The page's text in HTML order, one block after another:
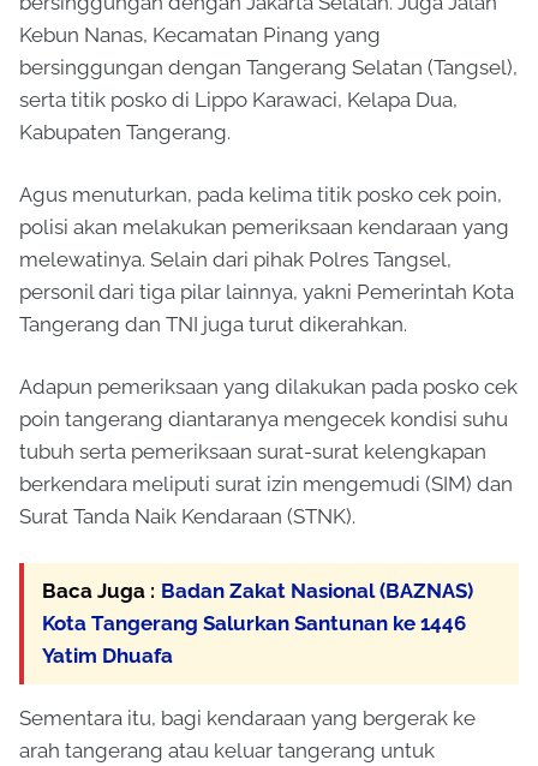
Kebun Nanas, Kecamatan Pinang yang
bersinggungan dengan Tangerang Selatan (Tangsel),
serta titik posko di Lippo Karawaci, Kelapa Dua,
Kabupaten Tangerang.
Agus menuturkan, pada kelima titik posko cek poin,
polisi akan melakukan pemeriksaan kendaraan yang
melewatinya. Selain dari pihak Polres Tangsel,
personil dari tiga pilar lainnya, yakni Pemerintah Kota
Tangerang dan TNI juga turut dikerahkan.
Adapun pemeriksaan yang dilakukan pada posko cek
poin tangerang diantaranya mengecek kondisi suhu
tubuh serta pemeriksaan surat-surat kelengkapan
berkendara meliputi surat izin mengemudi (SIM) dan
Surat Tanda Naik Kendaraan (STNK).
Baca Juga : Badan Zakat Nasional (BAZNAS)
Kota Tangerang Salurkan Santunan ke 1446
Yatim Dhuafa
Sementara itu, bagi kendaraan yang bergerak ke
arah tangerang atau keluar tangerang untuk